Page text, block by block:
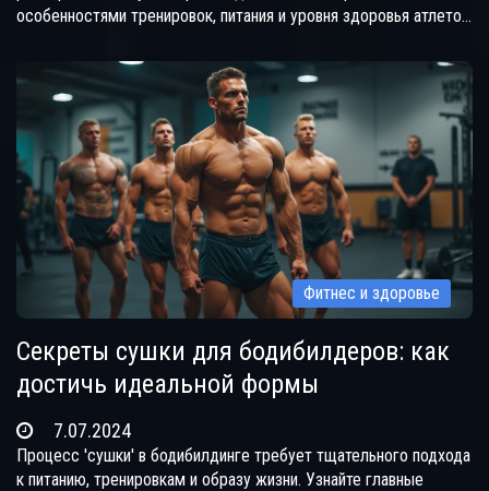
особенностями тренировок, питания и уровня здоровья атлетов.
нервной системы на внешний вид бодибилдера.
Фитнес и здоровье
Секреты сушки для бодибилдеров: как
достичь идеальной формы
7.07.2024
Процесс 'сушки' в бодибилдинге требует тщательного подхода
к питанию, тренировкам и образу жизни. Узнайте главные